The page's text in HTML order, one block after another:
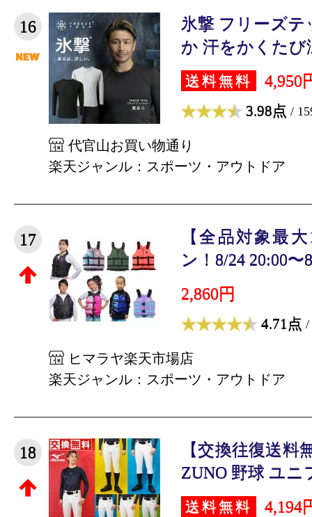
16
氷撃 フリーズ
か 汗をかくたび
送料無料 4,950
3.98点 /
代官山お買い物通り
楽天ジャンル：スポーツ・アウトドア
17
【全品対象最
ン！8/24 20:00〜
2,860円
4.71点 /
ヒマラヤ楽天市場店
楽天ジャンル：スポーツ・アウトドア
18
【交換往復送料
ZUNO 野球 ユニ
送料無料 4,194